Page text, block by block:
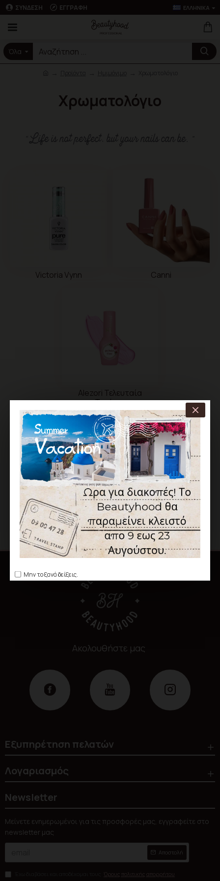
Μην το ξανά δείξεις.
ΣΎΝΔΕΣΗ ΕΓΓΡΑΦΉ ΕΛΛΗΝΙΚΆ
Όλα
Χρωματολόγιο
Victoria Vynn Canni
Alezori Τελευταία
Τεμάχια
ΠΕΡΙΣΣΌΤΕΡΕΣ ΕΜΦΑΝΊΣΕΙΣ
Λάμπα Πολυμερισμού LED A6
90,00€
Επαγγελματική Λάμπα Πολυμερισμού 48Watt UV / LED SUN ONE
35,00€
Ακολουθήστε μας
Εξυπηρέτηση πελατών
Λογαριασμός
Newsletter
Μείνετε ενημερωμένοι για τις προσφορές μας, εγγραφείτε στο
newsletter μας
Αποστολή
Όρους πολιτικής απορρήτου